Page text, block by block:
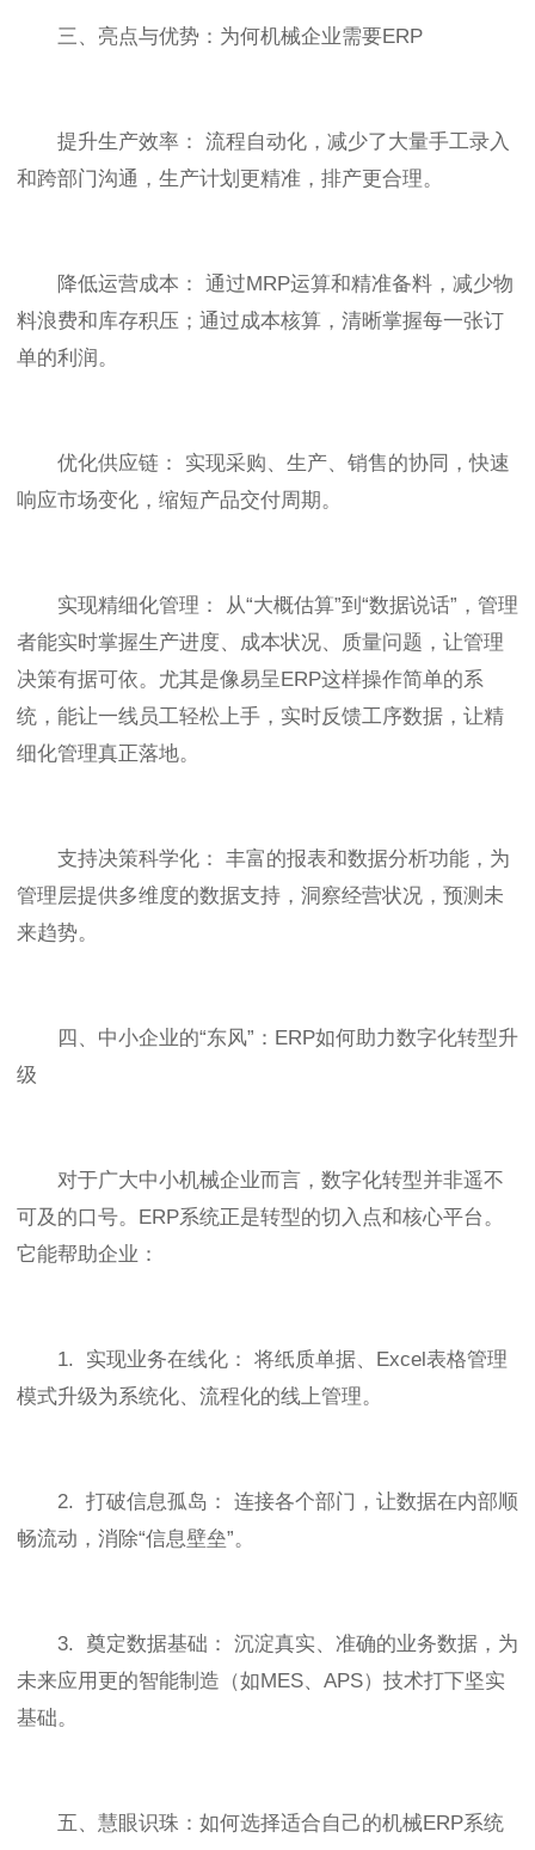
三、亮点与优势：为何机械企业需要ERP
提升生产效率： 流程自动化，减少了大量手工录入
和跨部门沟通，生产计划更精准，排产更合理。
降低运营成本： 通过MRP运算和精准备料，减少物
料浪费和库存积压；通过成本核算，清晰掌握每一张订
单的利润。
优化供应链： 实现采购、生产、销售的协同，快速
响应市场变化，缩短产品交付周期。
实现精细化管理： 从“大概估算”到“数据说话”，管理
者能实时掌握生产进度、成本状况、质量问题，让管理
决策有据可依。尤其是像易呈ERP这样操作简单的系
统，能让一线员工轻松上手，实时反馈工序数据，让精
细化管理真正落地。
支持决策科学化： 丰富的报表和数据分析功能，为
管理层提供多维度的数据支持，洞察经营状况，预测未
来趋势。
四、中小企业的“东风”：ERP如何助力数字化转型升
级
对于广大中小机械企业而言，数字化转型并非遥不
可及的口号。ERP系统正是转型的切入点和核心平台。
它能帮助企业：
1. 实现业务在线化： 将纸质单据、Excel表格管理
模式升级为系统化、流程化的线上管理。
2. 打破信息孤岛： 连接各个部门，让数据在内部顺
畅流动，消除“信息壁垒”。
3. 奠定数据基础： 沉淀真实、准确的业务数据，为
未来应用更的智能制造（如MES、APS）技术打下坚实
基础。
五、慧眼识珠：如何选择适合自己的机械ERP系统